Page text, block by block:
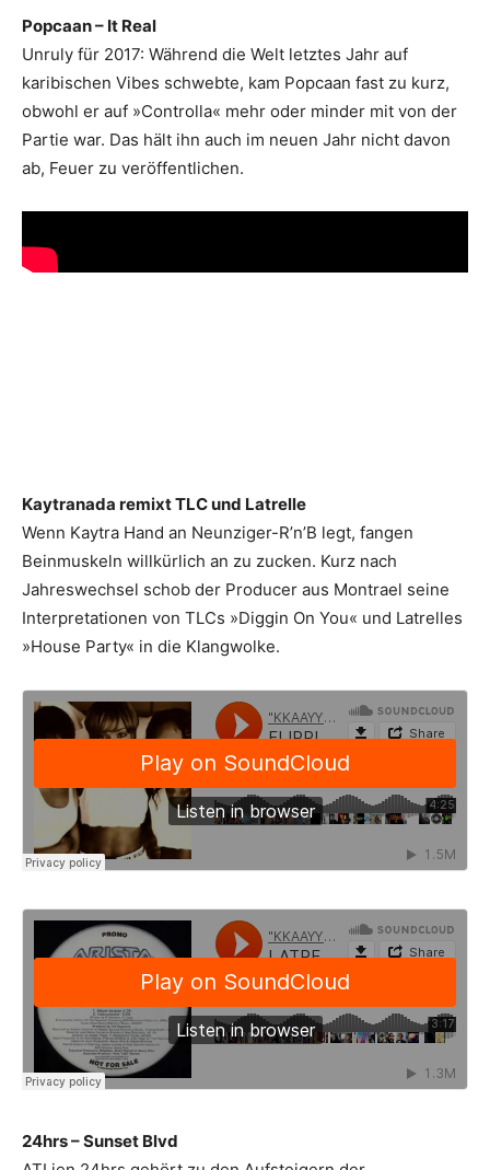
Popcaan – It Real
Unruly für 2017: Während die Welt letztes Jahr auf
karibischen Vibes schwebte, kam Popcaan fast zu kurz,
obwohl er auf »Controlla« mehr oder minder mit von der
Partie war. Das hält ihn auch im neuen Jahr nicht davon
ab, Feuer zu veröffentlichen.
Kaytranada remixt TLC und Latrelle
Wenn Kaytra Hand an Neunziger-R’n’B legt, fangen
Beinmuskeln willkürlich an zu zucken. Kurz nach
Jahreswechsel schob der Producer aus Montrael seine
Interpretationen von TLCs »Diggin On You« und Latrelles
»House Party« in die Klangwolke.
24hrs – Sunset Blvd